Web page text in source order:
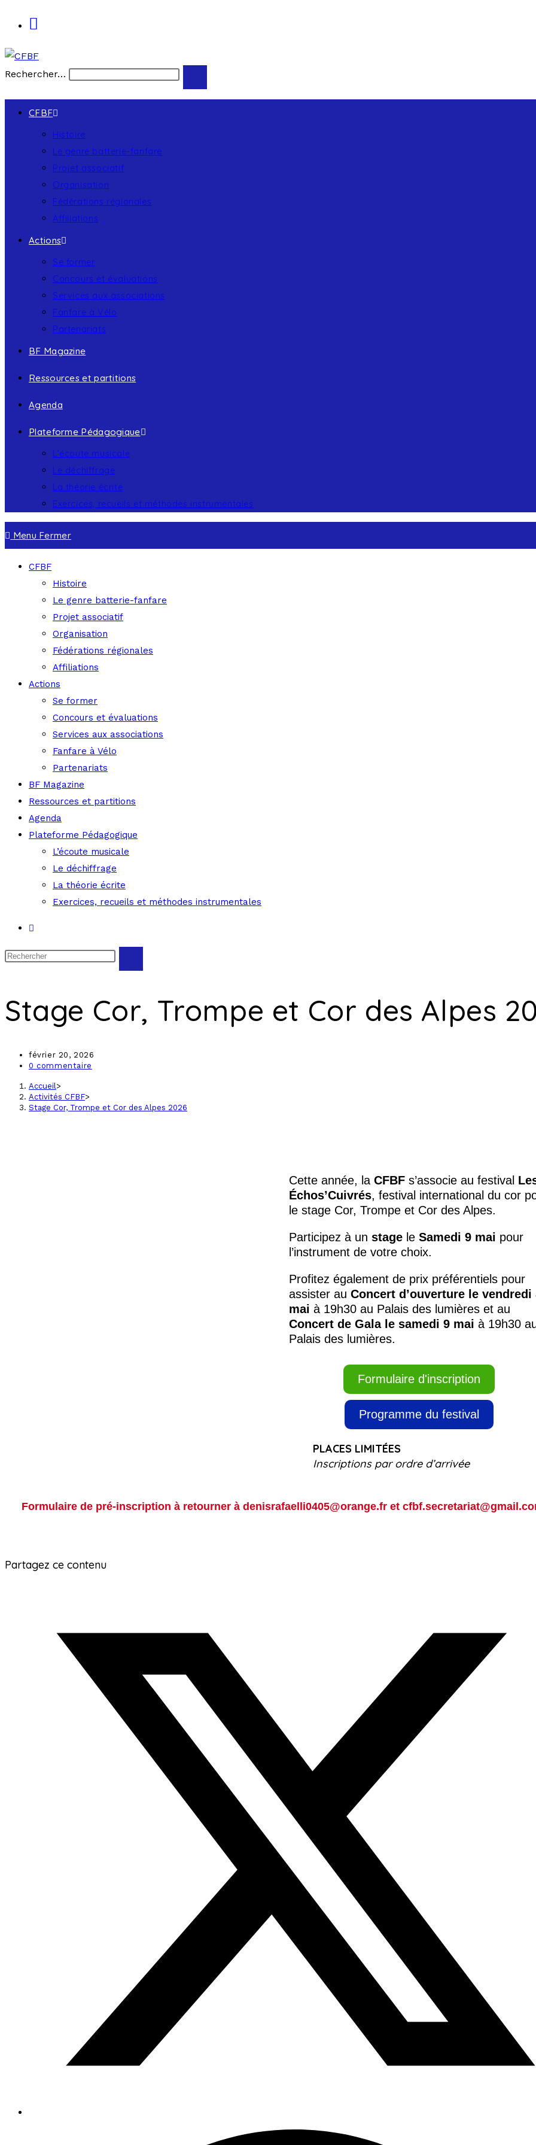
Rechercher…
CFBF
Histoire
Le genre batterie-fanfare
Projet associatif
Organisation
Fédérations régionales
Affiliations
Actions
Se former
Concours et évaluations
Services aux associations
Fanfare à Vélo
Partenariats
BF Magazine
Ressources et partitions
Agenda
Plateforme Pédagogique
L’écoute musicale
Le déchiffrage
La théorie écrite
Exercices, recueils et méthodes instrumentales
Menu Fermer
CFBF
Histoire
Le genre batterie-fanfare
Projet associatif
Organisation
Fédérations régionales
Affiliations
Actions
Se former
Concours et évaluations
Services aux associations
Fanfare à Vélo
Partenariats
BF Magazine
Ressources et partitions
Agenda
Plateforme Pédagogique
L’écoute musicale
Le déchiffrage
La théorie écrite
Exercices, recueils et méthodes instrumentales
Stage Cor, Trompe et Cor des Alpes
février 20, 2026
0 commentaire
Accueil>
Activités CFBF>
Stage Cor, Trompe et Cor des Alpes 2026
Cette année, la CFBFs’associe au festival
Échos’Cuivrés, festival international du cor
le stage Cor, Trompe et Cor des Alpes.
Participez à un stagele Samedi 9 mai pour
l’instrument de votre choix.
Profitez également de prix préférentiels pour
assister au Concert d’ouverture le vendredi
mai à 19h30 au Palais des lumières et au
Concert de Gala le samedi 9 mai à 19h30
Palais des lumières.
Formulaire d'inscription
Programme du festival
PLACES LIMITÉES
Inscriptions par ordre d’arrivée
Formulaire de pré-inscription à retourner àdenisrafaelli0405@orange.fr et
Partagez ce contenu